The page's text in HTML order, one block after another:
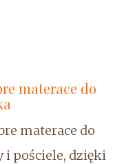
materace do
materace do
i pościele, dzięki